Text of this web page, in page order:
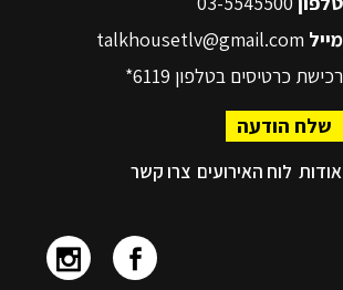
מייל talkhousetlv@gmail.com
רכישת כרטיסים בטלפון 6119*
שלח הודעה
אודות לוח האירועים צרו קשר